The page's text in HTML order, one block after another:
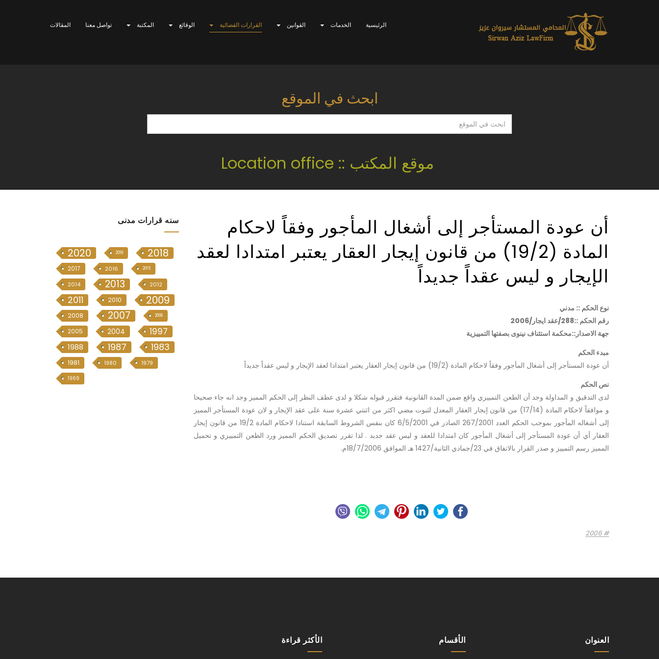
الرئيسية الخدمات القوانين القرارات القضائية الوقائع المكتبة تواصل معنا المقالات
ابحث في الموقع
ابحث
في
موقع المكتب :: Location office
أن عودة المستأجر إلى أشغال المأجور وفقاً لاحكام
المادة (19/2) من قانون إيجار العقار يعتبر امتدادا لعقد
الإيجار و ليس عقداً جديداً
نوع الحكم :: مدني
رقم الحكم ::288/عقد ايجار/2006
جهة الاصدار::محكمة استئناف نينوى بصفتها التمييزية
مبدء الحكم
أن عودة المستأجر إلى أشغال المأجور وفقاً لاحكام المادة (19/2) من قانون إيجار العقار يعتبر امتدادا لعقد الإيجار و ليس عقداً جديداً
نص الحكم
لدى التدقيق و المداولة وجد أن الطعن التمييزي واقع ضمن المدة القانونية فتقرر قبوله شكلا و لدى عطف النظر إلى الحكم المميز وجد انه جاء صحيحا
و موافقاً لاحكام المادة (17/14) من قانون إيجار العقار المعدل لثبوت مضي اكثر من اثنتي عشرة سنة على عقد الإيجار و لان عودة المستأجر المميز
إلى أشغاله المأجور بموجب الحكم العدد 267/2001 الصادر في 6/5/2001 كان بنفس الشروط السابقة استنادا لاحكام المادة 19/2 من قانون إيجار
العقار أي أن عودة المستأجر إلى أشغال المأجور كان امتدادا للعقد و ليس عقد جديد . لذا تقرر تصديق الحكم المميز ورد الطعن التمييزي و تحميل
المميز رسم التمييز و صدر القرار بالاتفاق في 23/جمادي الثانية/1427 هـ الموافق 18/7/2006م.
2006
سنە قرارات مدنی
2020 2019 2018
2017 2016 2015
2014 2013 2012
2011 2010 2009
2008 2007 2006
2005 2004 1997
1988 1987 1983
1981 1980 1979
1969
العنوان الأقسام الأكثر قراءة